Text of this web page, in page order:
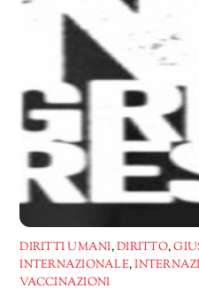
DIRITTI UMANI,DIRITTO,
INTERNAZIONALE,
VACCINAZIONI